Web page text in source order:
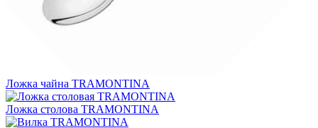
Ложка чайна TRAMONTINA
Ложка столова TRAMONTINA